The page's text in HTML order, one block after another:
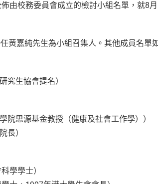
由校務委員會成立的檢討小組名單，就8
黃嘉純先生為小組召集人。其他成員名單
究生協會提名）
院思源基金教授（健康及社會工作學））
長）
學學士）